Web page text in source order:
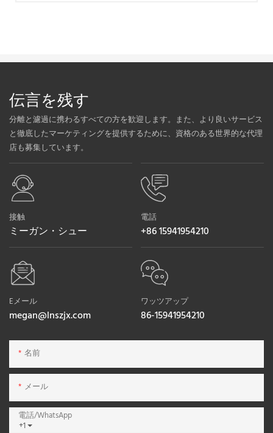
伝言を残す
分離と濾過に携わるすべての方を歓迎します。また、より良いサービス
と徹底したマーケティングを提供するために、資格のある世界的な代理
店も募集しています。
接触
ミーガン・シュー
電話
+86 15941954210
Eメール
megan@lnszjx.com
ワッツアップ
86-15941954210
名前
メール
+1
電話/WhatsApp